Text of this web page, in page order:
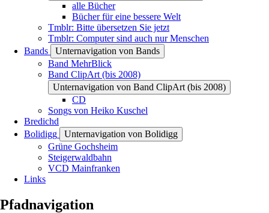
alle Bücher
Bücher für eine bessere Welt
Tmblr: Bitte übersetzen Sie jetzt
Tmblr: Computer sind auch nur Menschen
Bands
Unternavigation von Bands
Band MehrBlick
Band ClipArt (bis 2008)
Unternavigation von Band ClipArt (bis 2008)
CD
Songs von Heiko Kuschel
Bredichd
Bolidigg
Unternavigation von Bolidigg
Grüne Gochsheim
Steigerwaldbahn
VCD Mainfranken
Links
Pfadnavigation